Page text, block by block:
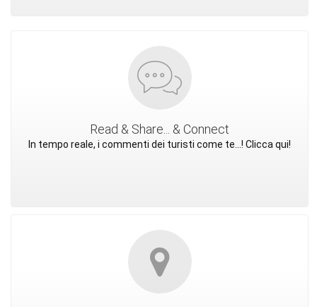
Read & Share... & Connect
In tempo reale, i commenti dei turisti come te...! Clicca qui!